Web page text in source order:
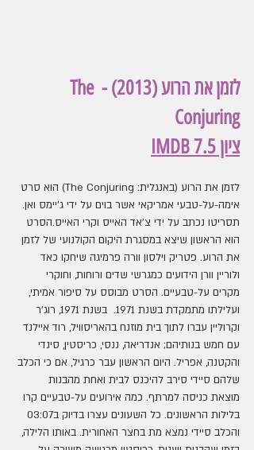
לזמן את הרוע (2013) - The
Conjuring
ציון IMDB 7.5
לזמן את הרוע (באנגלית: The Conjuring) הוא סרט
אימה-על-טבעי אמריקאי אשר בוים על ידי ג'יימס ואן.
תסריטו נכתב על ידי צ'אד האייס וקרי האייס.הסרט
הוא הראשון שיצא במסגרת היקום הקולנועי של לזמן
את הרוע. פטריק וילסון וורה פרמיגה שיחקו כאד
ולוריין וורן הידועים כמגרשי שדים ורוחות, וחוקרי
מקרים על-טבעיים. הסרט מבוסס על סיפור אמיתי,
ועלילתו מתמקדת בשנת 1971.  בשנת 1971, רוג'ר
וקרוליין עברו לתוך בית מוזנח בהאריסוויל, רוד איילנד
עם חמש בנותיהם; אנדריאה, ננסי, כריסטין, סינדי
והקטנה, אפריל. היום הראשון עבר כרגיל, אם כי הכלב
שלהם סיידי סירב להיכנס לבית ואחת מהבנות
מוצאת כניסה למרתף. כמה אירועים על-טבעיים קרו
והכלב סיידי נמצא מת בחצר האחורית. באותו הלילה,